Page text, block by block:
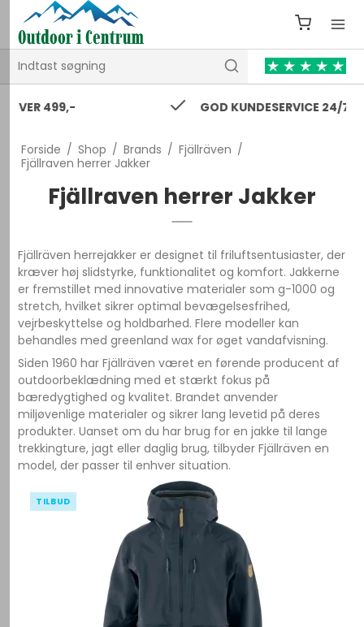
GOD KUNDESERVICE 24/7
Forside / Shop / Brands / Fjällräven /
Fjällraven herrer Jakker
Fjällraven herrer Jakker
Fjällräven herrejakker er designet til friluftsentusiaster, der
kræver høj slidstyrke, funktionalitet og komfort. Jakkerne
er fremstillet med innovative materialer som g-1000 og
stretch, hvilket sikrer optimal bevægelsesfrihed,
vejrbeskyttelse og holdbarhed. Flere modeller kan
behandles med greenland wax for øget vandafvisning.
Siden 1960 har Fjällräven været en førende producent af
outdoorbeklædning med et stærkt fokus på
bæredygtighed og kvalitet. Brandet anvender
miljøvenlige materialer og sikrer lang levetid på deres
produkter. Uanset om du har brug for en jakke til lange
trekkingture, jagt eller daglig brug, tilbyder Fjällräven en
model, der passer til enhver situation.
TILBUD